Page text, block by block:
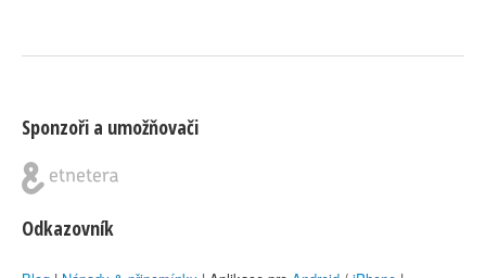
Sponzoři a umožňovači
Odkazovník